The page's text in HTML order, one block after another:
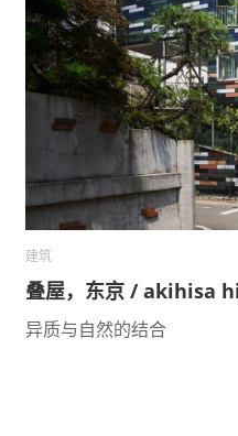
建筑
叠屋，东京 / akihisa
异质与自然的结合